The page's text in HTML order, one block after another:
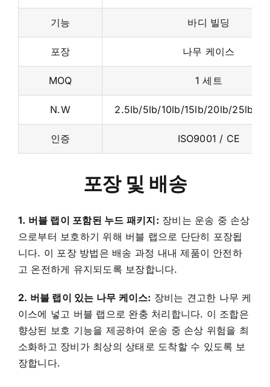
기능 바디 빌딩
포장 나무 케이스
MOQ 1 세트
N.W 2.5lb/5lb/10lb/15lb/20lb/25lb/
인증 ISO9001 / CE
포장 및 배송
1. 버블 랩이 포함된 누드 패키지: 장비는 운송 중 손상
으로부터 보호하기 위해 버블 랩으로 단단히 포장됩
니다. 이 포장 방법은 배송 과정 내내 제품이 안전하
고 온전하게 유지되도록 보장합니다.
2. 버블 랩이 있는 나무 케이스: 장비는 견고한 나무 케
이스에 넣고 버블 랩으로 완충 처리합니다. 이 조합은
향상된 보호 기능을 제공하여 운송 중 손상 위험을 최
소화하고 장비가 최상의 상태로 도착할 수 있도록 보
장합니다.